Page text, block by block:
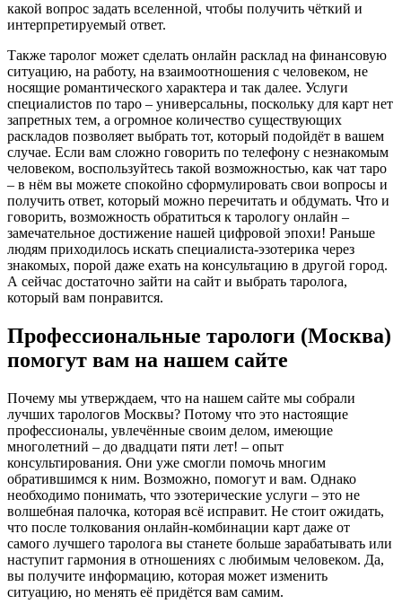
какой вопрос задать вселенной, чтобы получить чёткий и
интерпретируемый ответ.
Также таролог может сделать онлайн расклад на финансовую
ситуацию, на работу, на взаимоотношения с человеком, не
носящие романтического характера и так далее. Услуги
специалистов по таро – универсальны, поскольку для карт нет
запретных тем, а огромное количество существующих
раскладов позволяет выбрать тот, который подойдёт в вашем
случае. Если вам сложно говорить по телефону с незнакомым
человеком, воспользуйтесь такой возможностью, как чат таро
– в нём вы можете спокойно сформулировать свои вопросы и
получить ответ, который можно перечитать и обдумать. Что и
говорить, возможность обратиться к тарологу онлайн –
замечательное достижение нашей цифровой эпохи! Раньше
людям приходилось искать специалиста-эзотерика через
знакомых, порой даже ехать на консультацию в другой город.
А сейчас достаточно зайти на сайт и выбрать таролога,
который вам понравится.
Профессиональные тарологи (Москва)
помогут вам на нашем сайте
Почему мы утверждаем, что на нашем сайте мы собрали
лучших тарологов Москвы? Потому что это настоящие
профессионалы, увлечённые своим делом, имеющие
многолетний – до двадцати пяти лет! – опыт
консультирования. Они уже смогли помочь многим
обратившимся к ним. Возможно, помогут и вам. Однако
необходимо понимать, что эзотерические услуги – это не
волшебная палочка, которая всё исправит. Не стоит ожидать,
что после толкования онлайн-комбинации карт даже от
самого лучшего таролога вы станете больше зарабатывать или
наступит гармония в отношениях с любимым человеком. Да,
вы получите информацию, которая может изменить
ситуацию, но менять её придётся вам самим.